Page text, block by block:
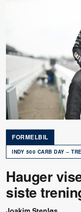
FORMELBIL
INDY 500 CARB DAY –
Hauger
siste